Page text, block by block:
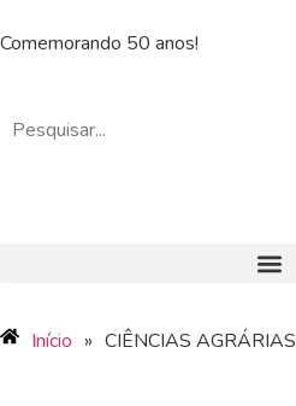
Comemorando 50 anos!
Início » CIÊNCIAS AGRÁRIAS